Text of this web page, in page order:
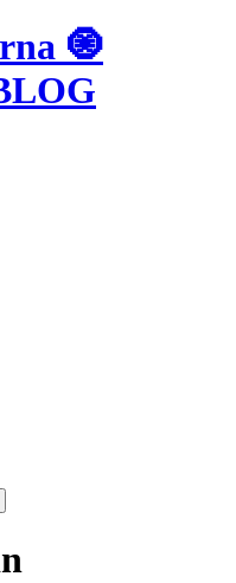
🧿